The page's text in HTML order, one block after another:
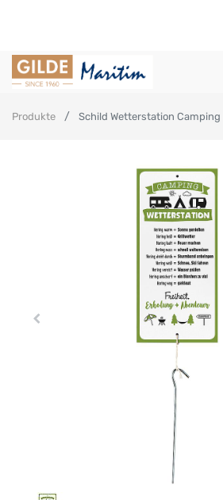
Produkte Schild Wetterstation Camping